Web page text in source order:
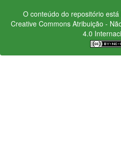
O conteúdo do repositório
Creative CommonsAtribuição -
4.0